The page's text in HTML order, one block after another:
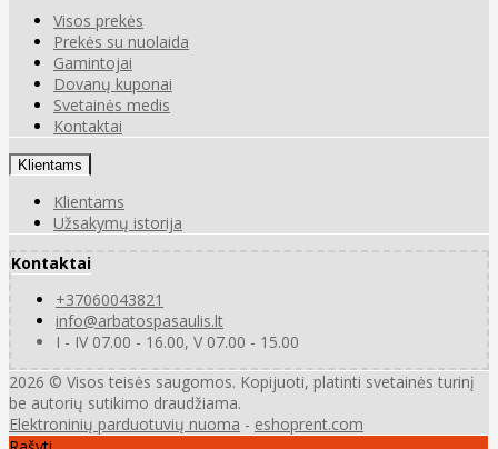
Visos prekės
Prekės su nuolaida
Gamintojai
Dovanų kuponai
Svetainės medis
Kontaktai
Klientams
Klientams
Užsakymų istorija
Kontaktai
+37060043821
info@arbatospasaulis.lt
I - IV 07.00 - 16.00, V 07.00 - 15.00
2026 © Visos teisės saugomos. Kopijuoti, platinti svetainės turinį
be autorių sutikimo draudžiama.
Elektroninių parduotuvių nuoma - eshoprent.com